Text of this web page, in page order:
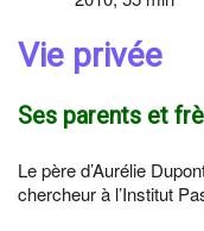
Vie privée
Ses parents et
Le père d’Aurélie
chercheur à l’Institut